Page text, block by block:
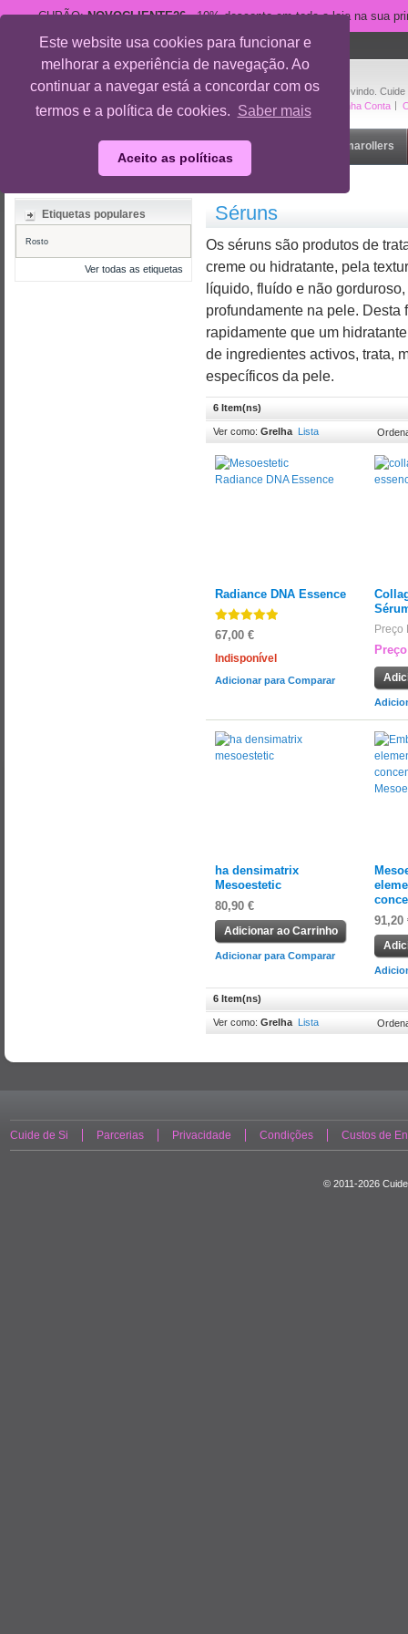
Este website usa cookies para funcionar e
melhorar a experiência de navegação. Ao
continuar a navegar está a concordar com os
termos e a política de cookies. Saber mais
Aceito as políticas
CUPÃO:NOVOCLIENTE26- 10% desconto em toda a loja na sua
Bem-vindo.
A Minha Conta
suporte@cuidedesi.pt
+351 918 595 801
Rosto Dermarollers
Séruns
Séruns
Os séruns são produtos de
creme ou hidratante, pela
líquido, fluído e não
profundamente na pele. Desta
rapidamente que um
de ingredientes activos, trata,
específicos da pele.
6 Item(ns)
Ver como: Grelha Lista
Radiance DNA Essence
67,00 €
Indisponível
Adicionar para Comparar
Preço
ha densimatrix
Mesoestetic
80,90 €
Adicionar ao Carrinho
Adicionar para Comparar
91,20
6 Item(ns)
Ver como: Grelha Lista
Etiquetas populares
Rosto
Ver todas as etiquetas
Cuide de Si Parcerias Privacidade Condições Custos de
© 2011-2026